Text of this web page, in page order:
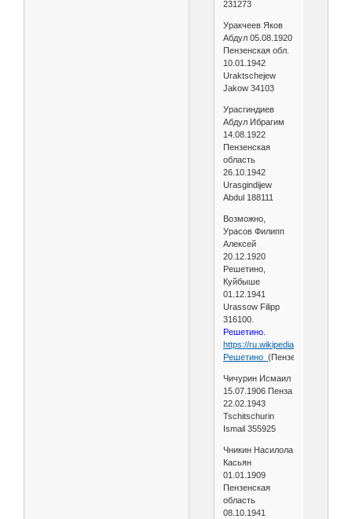
231273
Уракчеев Яков
Абдул 05.08.1920
Пензенская обл.
10.01.1942
Uraktschejew
Jakow 34103
Урасгиндиев
Абдул Ибрагим
14.08.1922
Пензенская
область
26.10.1942
Urasgindijew
Abdul 188111
Возможно,
Урасов Филипп
Алексей
20.12.1920
Решетино,
Куйбыше
01.12.1941
Urassow Filipp
316100.
Решетино.
https://ru.wikipedia.org/wiki/
Решетино_
Чичурин Исмаил
15.07.1906 Пенза
22.02.1943
Tschitschurin
Ismail 355925
Чникин Насилола
Касьян
01.01.1909
Пензенская
область
08.10.1941